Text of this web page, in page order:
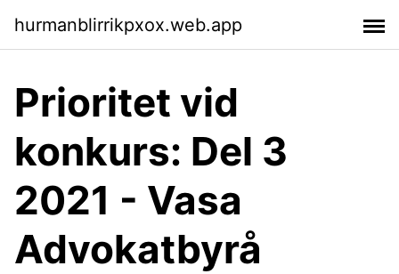
hurmanblirrikpxox.web.app
Prioritet vid
konkurs: Del 3
2021 - Vasa
Advokatbyrå